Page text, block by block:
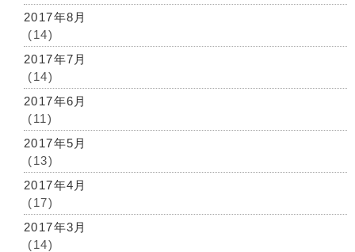
2017年8月
(14)
2017年7月
(14)
2017年6月
(11)
2017年5月
(13)
2017年4月
(17)
2017年3月
(14)